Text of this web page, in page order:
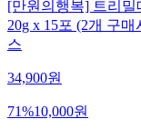
[만원의행복] 트리
20g x 15포 (2개 구
스
34,900원
71%10,000원